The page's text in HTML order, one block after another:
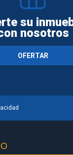
su
nosotros
OFERTAR